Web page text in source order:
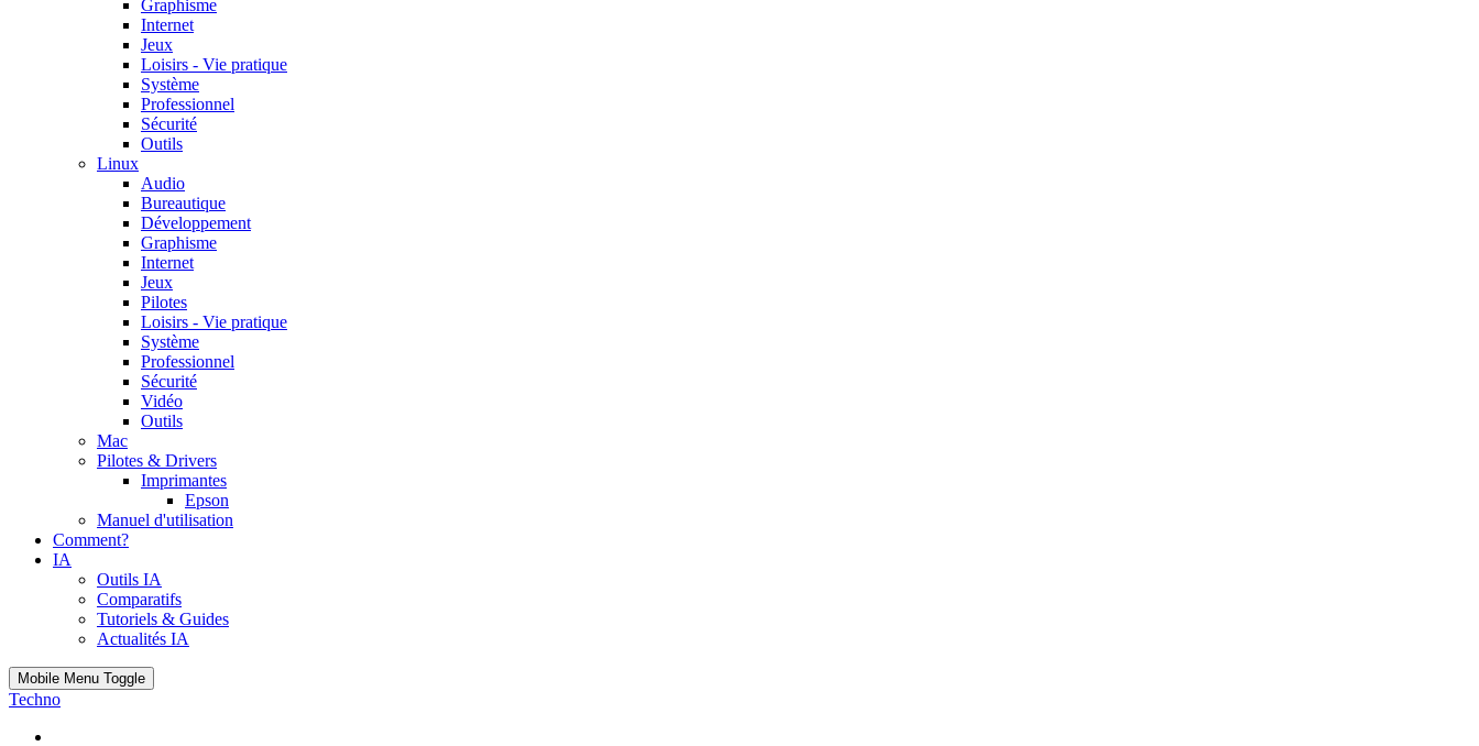
Graphisme
Internet
Jeux
Loisirs - Vie pratique
Système
Professionnel
Sécurité
Outils
Linux
Audio
Bureautique
Développement
Graphisme
Internet
Jeux
Pilotes
Loisirs - Vie pratique
Système
Professionnel
Sécurité
Vidéo
Outils
Mac
Pilotes & Drivers
Imprimantes
Epson
Manuel d'utilisation
Comment?
IA
Outils IA
Comparatifs
Tutoriels & Guides
Actualités IA
Mobile Menu Toggle
Techno